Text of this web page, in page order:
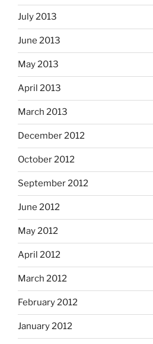
July 2013
June 2013
May 2013
April 2013
March 2013
December 2012
October 2012
September 2012
June 2012
May 2012
April 2012
March 2012
February 2012
January 2012